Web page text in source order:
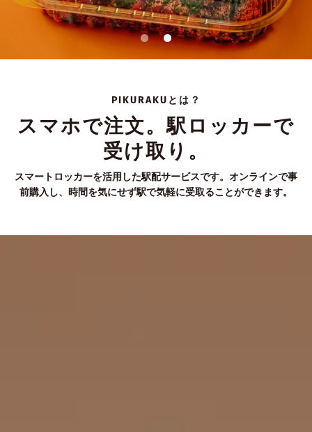
PIKURAKUとは？
スマホで注文。駅ロッカーで
受け取り。
スマートロッカーを活用した駅配サービスです。オンラインで事
前購入し、時間を気にせず駅で気軽に受取ることができます。